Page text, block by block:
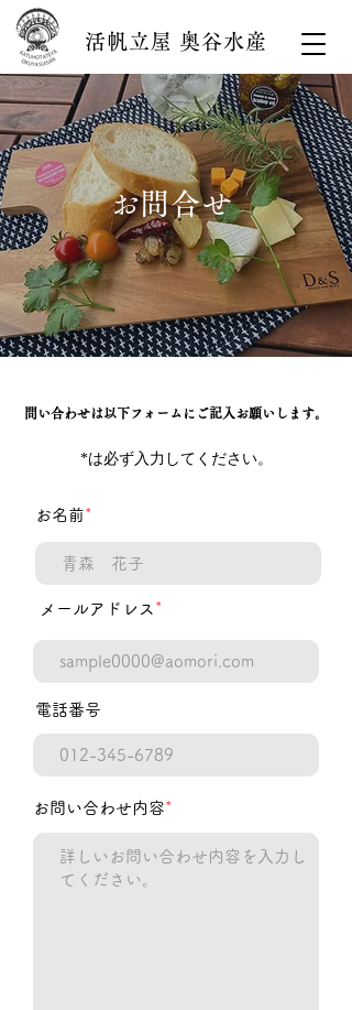
活帆立屋 奥谷水産
​お問合せ
問い合わせは以下フォームにご記入お願いします。
*は必ず入力してください。
​お名前*
​メールアドレス *
電話番号
​​お問い合わせ内容*